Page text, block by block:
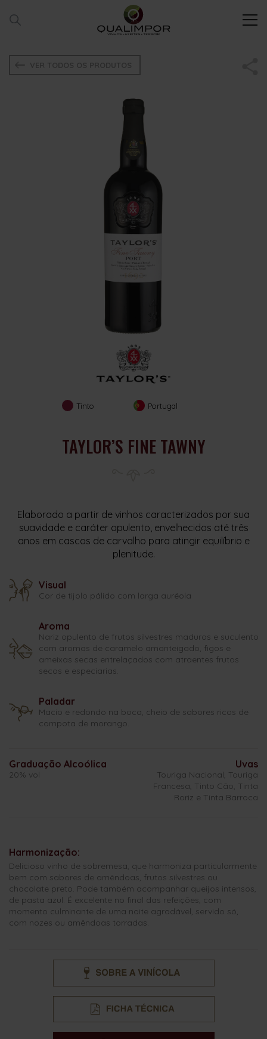
Tinto Portugal
TAYLOR’S FINE TAWNY
Elaborado a partir de vinhos caracterizados por sua
suavidade e caráter opulento, envelhecidos até três
anos em cascos de carvalho para atingir equilíbrio e
plenitude.
Visual
Cor de tijolo pálido com larga auréola
Aroma
Nariz opulento de frutos silvestres maduros e suculentos
com aromas de caramelo amanteigado, figos e
ameixas secas entrelaçados com atraentes frutos
secos e especiarias.
Paladar
Macio e redondo na boca, cheio de sabores ricos de
compota de morango.
Graduação Alcoólica
20% vol
Uvas
Touriga Nacional, Touriga
Francesa, Tinto Cão, Tinta
Roriz e Tinta Barroca
Harmonização:
Delicioso vinho de sobremesa, que harmoniza particularmente
bem com sabores de amêndoas, frutos silvestres ou
chocolate preto. Pode também acompanhar queijos intensos,
de pasta azul. É excelente no final das refeições, com
momento culminante de uma noite agradável, servido só,
com nozes ou amêndoas torradas.